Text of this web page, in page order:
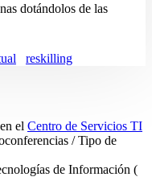
dotándolos de las
reskilling
el Centro de Servicios TI
/ Tipo de
de Información (